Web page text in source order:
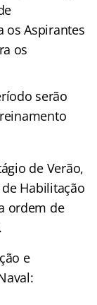
os Aspirantes
os
serão
de Verão,
Habilitação
ordem de
e